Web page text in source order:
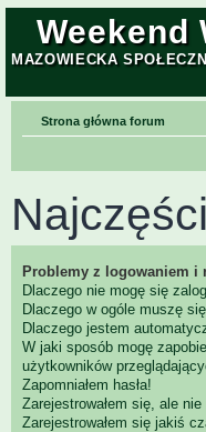
Weekend
MAZOWIECKA
Strona główna forum
Problemy z logowaniem i
Dlaczego nie mogę się
Dlaczego w ogóle muszę
Dlaczego jestem
W jaki sposób mogę
użytkowników
Zapomniałem hasła!
Zarejestrowałem się, ale
Zarejestrowałem się jakiś